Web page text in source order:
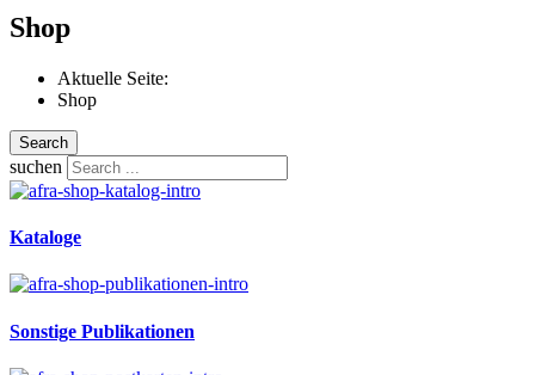
Shop
Aktuelle Seite:
Shop
Search
suchen
Kataloge
Sonstige Publikationen